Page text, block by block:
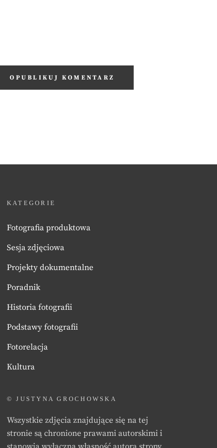
KATEGORIE
Fotografia produktowa
Sesja zdjęciowa
Projekty dokumentalne
Poradnik
Historia fotografii
Podstawy fotografii
Fotorelacja
Kultura
© JUSTYNA GROCHOWSKA
Wszystkie zdjęcia znajdujące się na tej
stronie są chronione prawami autorskimi i